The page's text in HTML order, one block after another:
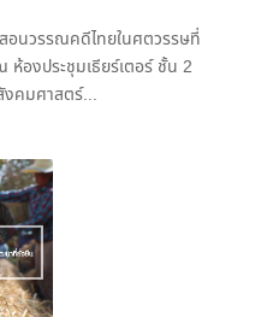
สอนวรรณคดีไทยในศตวรรษที่
องประชุมเธียร์เตอร์ ชั้น 2
คมศาสตร์...